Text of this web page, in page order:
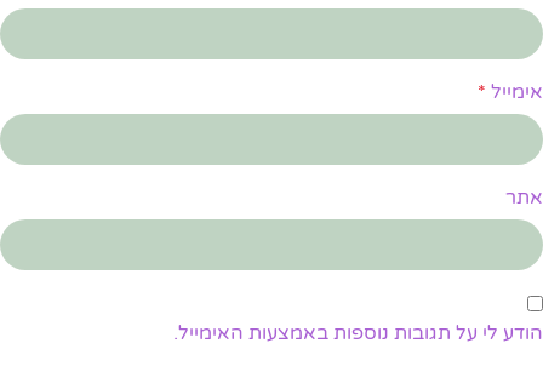
אימייל *
אתר
הודע לי על תגובות נוספות באמצעות האימייל.